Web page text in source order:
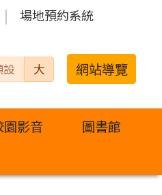
場地預約系統
設 大 網站導覽
園影音
圖書館